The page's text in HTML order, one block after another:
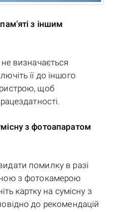
з іншим
визначається
її до іншого
щоб
з фотоапаратом
помилку в разі
з фотокамерою
картку на сумісну з
до рекомендацій